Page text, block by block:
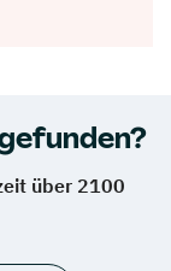
über 2100